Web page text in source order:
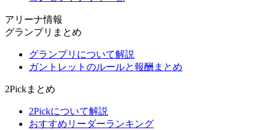
アリーナ情報
グランプリまとめ
グランプリについて解説
ガントレットのルールと報酬まとめ
2Pickまとめ
2Pickについて解説
おすすめリーダーランキング